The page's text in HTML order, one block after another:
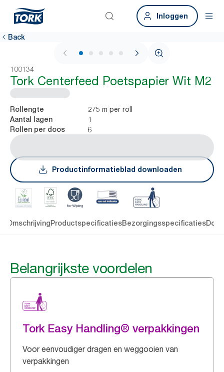
Inloggen
Back
1 / 5
100134
Tork Centerfeed Poetspapier Wit M2
Rollengte 275 m per roll
Aantal lagen 1
Rollen per doos 6
Productinformatieblad downloaden
OmschrijvingProductspecificatiesBezorgingsspecificaties
Belangrijkste voordelen
Tork Easy Handling® verpakkingen
Voor eenvoudiger dragen en weggooien van
verpakkingen